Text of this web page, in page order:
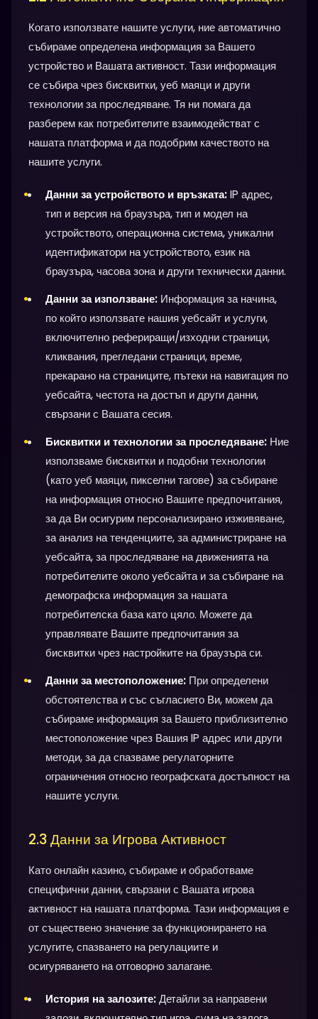
Когато използвате нашите услуги, ние автоматично
събираме определена информация за Вашето
устройство и Вашата активност. Тази информация
се събира чрез бисквитки, уеб маяци и други
технологии за проследяване. Тя ни помага да
разберем как потребителите взаимодействат с
нашата платформа и да подобрим качеството на
нашите услуги.
Данни за устройството и връзката:IP адрес,
тип и версия на браузъра, тип и модел на
устройството, операционна система, уникални
идентификатори на устройството, език на
браузъра, часова зона и други технически данни.
Данни за използване: Информация за начина,
по който използвате нашия уебсайт и услуги,
включително рефериращи/изходни страници,
кликвания, прегледани страници, време,
прекарано на страниците, пътеки на навигация по
уебсайта, честота на достъп и други данни,
свързани с Вашата сесия.
Бисквитки и технологии за проследяване: Ние
използваме бисквитки и подобни технологии
(като уеб маяци, пикселни тагове) за събиране
на информация относно Вашите предпочитания,
за да Ви осигурим персонализирано изживяване,
за анализ на тенденциите, за администриране на
уебсайта, за проследяване на движенията на
потребителите около уебсайта и за събиране на
демографска информация за нашата
потребителска база като цяло. Можете да
управлявате Вашите предпочитания за
бисквитки чрез настройките на браузъра си.
Данни за местоположение: При определени
обстоятелства и със съгласието Ви, можем да
събираме информация за Вашето приблизително
местоположение чрез Вашия IP адрес или други
методи, за да спазваме регулаторните
ограничения относно географската достъпност на
нашите услуги.
2.3 Данни за Игрова Активност
Като онлайн казино, събираме и обработваме
специфични данни, свързани с Вашата игрова
активност на нашата платформа. Тази информация е
от съществено значение за функционирането на
услугите, спазването на регулациите и
осигуряването на отговорно залагане.
История на залозите:Детайли за направени